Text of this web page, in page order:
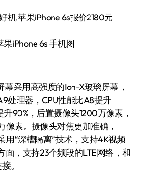
果iPhone 6s 手机图
幕采用高强度的Ion-X玻璃屏幕，
处理器，CPU性能比A8提升
升90%，后置摄像头1200万像素，
像素。摄像头对焦更加准确，
用“深槽隔离”技术，支持4K视频
面，支持23个频段的LTE网络，和
。